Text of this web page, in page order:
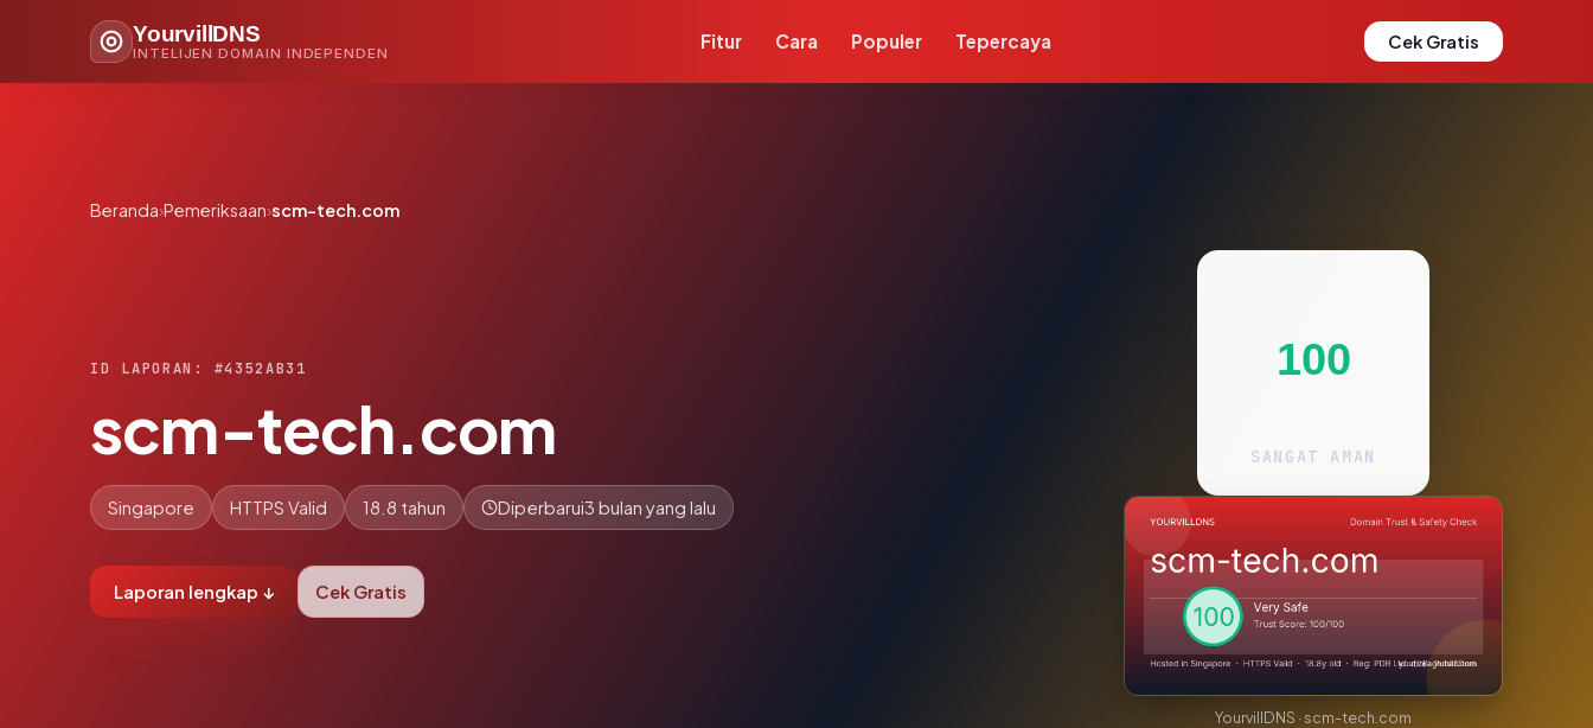
YourvillDNS
INTELIJEN DOMAIN INDEPENDEN
Fitur Cara Populer Tepercaya Cek Gratis
Beranda›Pemeriksaan›scm-tech.com
ID LAPORAN: #4352AB31
scm-tech.com
Singapore HTTPS Valid 18.8 tahun Diperbarui3 bulan yang lalu
Laporan lengkap ↓ Cek Gratis
100
SANGAT AMAN
YourvillDNS · scm-tech.com